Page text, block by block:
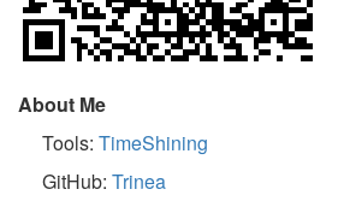
About Me
Tools: TimeShining
GitHub: Trinea